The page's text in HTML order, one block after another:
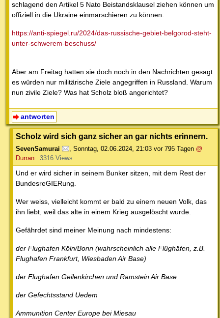
schlagend den Artikel 5 Nato Beistandsklausel ziehen können um
offiziell in die Ukraine einmarschieren zu können.
https://anti-spiegel.ru/2024/das-russische-gebiet-belgorod-steht-
unter-schwerem-beschuss/
Aber am Freitag hatten sie doch noch in den Nachrichten gesagt
es würden nur militärische Ziele angegriffen in Russland. Warum
nun zivile Ziele? Was hat Scholz bloß angerichtet?
antworten
Scholz wird sich ganz sicher an gar nichts erinnern.
SevenSamurai , Sonntag, 02.06.2024, 21:03 vor 795 Tagen @
Durran
3316 Views
Und er wird sicher in seinem Bunker sitzen, mit dem Rest der
BundesreGIERung.
Wer weiss, vielleicht kommt er bald zu einem neuen Volk, das
ihn liebt, weil das alte in einem Krieg ausgelöscht wurde.
Gefährdet sind meiner Meinung nach mindestens:
der Flughafen Köln/Bonn (wahrscheinlich alle Flüghäfen, z.B.
Flughafen Frankfurt, Wiesbaden Air Base)
der Flughafen Geilenkirchen und Ramstein Air Base
der Gefechtsstand Uedem
Ammunition Center Europe bei Miesau